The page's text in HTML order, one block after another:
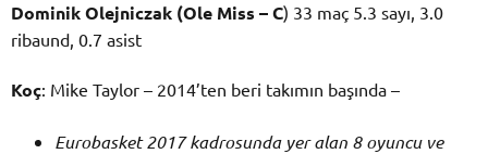
Dominik Olejniczak (Ole Miss – C) 33 maç 5.3 sayı, 3.0
ribaund, 0.7 asist
Koç: Mike Taylor – 2014’ten beri takımın başında –
Eurobasket 2017 kadrosunda yer alan 8 oyuncu ve